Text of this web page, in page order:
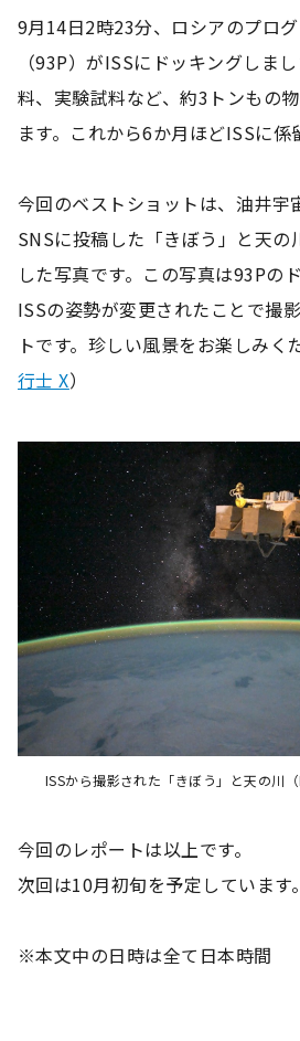
9月14日2時23分、ロシアのプロ
（93P）がISSにドッキングしま
料、実験試料など、約3トンもの
ます。これから6か月ほどISSに係
今回のベストショットは、油井宇
SNSに投稿した「きぼう」と天の
した写真です。この写真は93Pの
ISSの姿勢が変更されたことで撮
トです。珍しい風景をお楽しみく
行士 X）
ISSから撮影された「きぼう」と天の川
今回のレポートは以上です。
次回は10月初旬を予定しています
※本文中の日時は全て日本時間